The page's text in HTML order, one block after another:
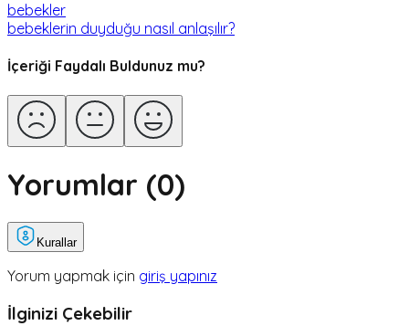
bebekler
bebeklerin duyduğu nasıl anlaşılır?
İçeriği Faydalı Buldunuz mu?
Yorumlar (0)
Kurallar
Yorum yapmak için giriş yapınız
İlginizi Çekebilir